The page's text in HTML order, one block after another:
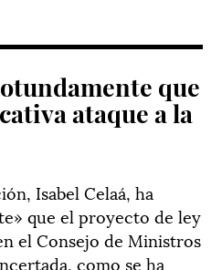
que
ataque a la
Isabel Celaá, ha
que el proyecto de ley
el Consejo de Ministros
como se ha